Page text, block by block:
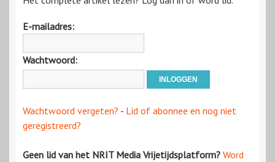
E-mailadres:
Wachtwoord:
Wachtwoord vergeten? - Lid of abonnee en nog niet
geregistreerd?
Geen lid van het NRIT Media Vrijetijdsplatform? Word